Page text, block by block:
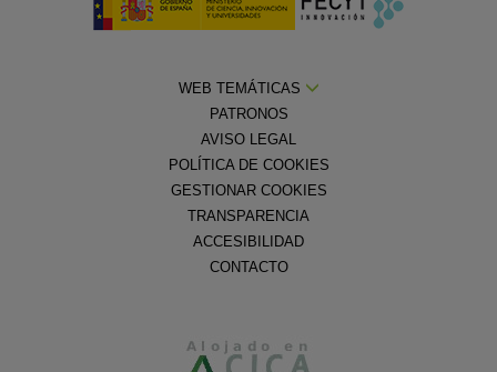
WEB TEMÁTICAS
PATRONOS
AVISO LEGAL
POLÍTICA DE COOKIES
GESTIONAR COOKIES
TRANSPARENCIA
ACCESIBILIDAD
CONTACTO